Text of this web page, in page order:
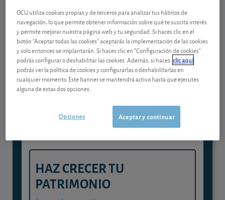
Contenido reservado a SOCIOS
Gestiona tu dinero con visión
experta
para ti
HAZ CRECER TU
PATRIMONIO
OCU utiliza cookies propias y de terceros para analizar tus hábitos de
navegación, lo que permite obtener información sobre qué te suscita interés
y permite mejorar nuestra página web y tu seguridad. Si haces clic en el
botón "Aceptar todas las cookies" aceptarás la implementación de las cookies
y solo entonces se implantarán. Si haces clic en "Configuración de cookies"
podrás configurar o deshabilitar las cookies. Además, si haces clic aquí
podrás ver la política de cookies y configurarlas o deshabilitarlas en
cualquier momento. Este banner se mantendrá activo hasta que ejecutes
alguna de estas dos opciones.
Aceptar y continuar
Opciones